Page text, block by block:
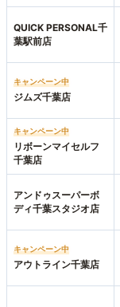
QUICK PERSONAL千
葉駅前店
キャンペーン中
ジムズ千葉店
キャンペーン中
リボーンマイセルフ
千葉店
アンドゥスーパーボ
ディ千葉スタジオ店
キャンペーン中
アウトライン千葉店